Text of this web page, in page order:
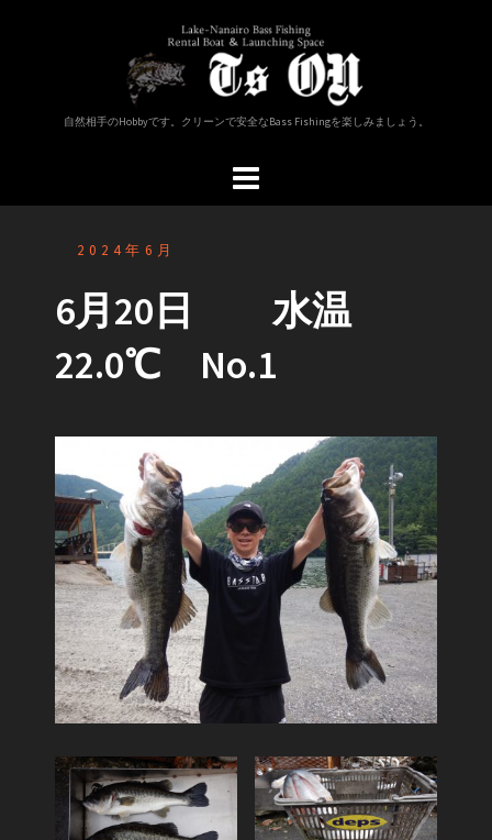
自然相手のHobbyです。クリーンで安全なBass Fishingを楽しみましょう。
2024年6月
6月20日 水温
22.0℃ No.1